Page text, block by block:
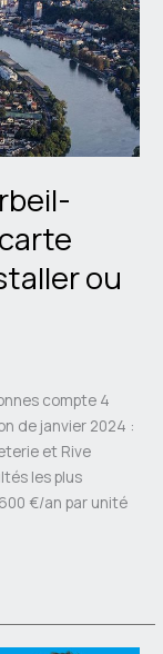
ou
compte 4
de janvier 2024 :
et Rive
les plus
€/an par unité